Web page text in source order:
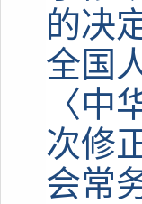
的决
全国
〈
次修
会常